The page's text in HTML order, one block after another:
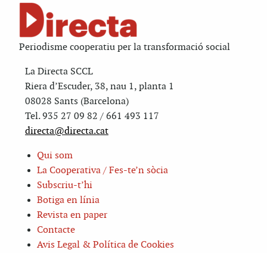
Periodisme cooperatiu per la transformació social
La Directa SCCL
Riera d’Escuder, 38, nau 1, planta 1
08028 Sants (Barcelona)
Tel. 935 27 09 82 / 661 493 117
directa@directa.cat
Qui som
La Cooperativa / Fes-te’n sòcia
Subscriu-t’hi
Botiga en línia
Revista en paper
Contacte
Avis Legal & Política de Cookies